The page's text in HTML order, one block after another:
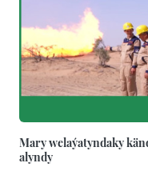
Mary welaýatyndaky
alyndy